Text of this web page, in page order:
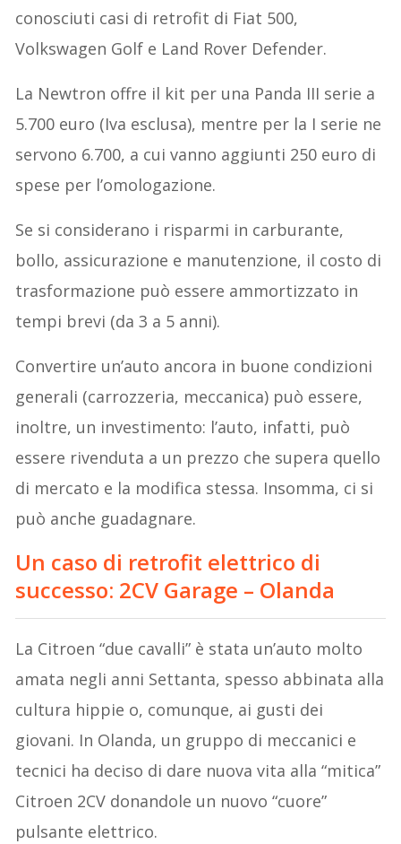
conosciuti casi di retrofit di Fiat 500,
Volkswagen Golf e Land Rover Defender.
La Newtron offre il kit per una Panda III serie a
5.700 euro (Iva esclusa), mentre per la I serie ne
servono 6.700, a cui vanno aggiunti 250 euro di
spese per l’omologazione.
Se si considerano i risparmi in carburante,
bollo, assicurazione e manutenzione, il costo di
trasformazione può essere ammortizzato in
tempi brevi (da 3 a 5 anni).
Convertire un’auto ancora in buone condizioni
generali (carrozzeria, meccanica) può essere,
inoltre, un investimento: l’auto, infatti, può
essere rivenduta a un prezzo che supera quello
di mercato e la modifica stessa. Insomma, ci si
può anche guadagnare.
Un caso di retrofit elettrico di
successo: 2CV Garage – Olanda
La Citroen “due cavalli” è stata un’auto molto
amata negli anni Settanta, spesso abbinata alla
cultura hippie o, comunque, ai gusti dei
giovani. In Olanda, un gruppo di meccanici e
tecnici ha deciso di dare nuova vita alla “mitica”
Citroen 2CV donandole un nuovo “cuore”
pulsante elettrico.